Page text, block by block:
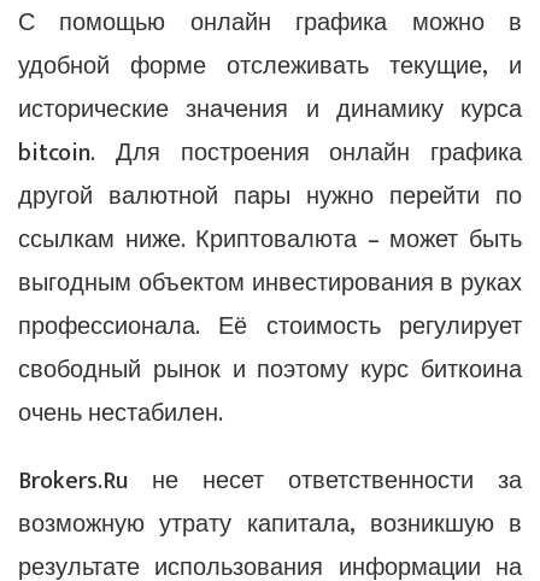
С помощью онлайн графика можно в
удобной форме отслеживать текущие, и
исторические значения и динамику курса
bitcoin. Для построения онлайн графика
другой валютной пары нужно перейти по
ссылкам ниже. Криптовалюта – может быть
выгодным объектом инвестирования в руках
профессионала. Её стоимость регулирует
свободный рынок и поэтому курс биткоина
очень нестабилен.
Brokers.Ru не несет ответственности за
возможную утрату капитала, возникшую в
результате использования информации на